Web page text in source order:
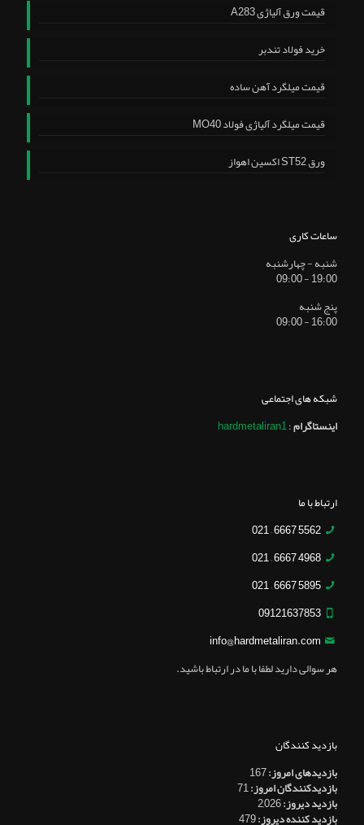
قیمت ورق آلیاژی A283
خرید فولاد تندبر
قیمت میلگرد آهن ساده
قیمت میلگرد آلیاژی فولاد MO40
ورق ST52 اکسین اهواز
ساعات کاری
شنبه - چهارشنبه
19:00 - 09:00
پنج شنبه
16:00 - 09:00
شبکه های اجتماعی
اینستاگرام:
hardmetaliran1
ارتباط با ما
5562 6667 – 021
4968 6667 – 021
5895 6667 – 021
09121637853
info@hardmetaliran.com
هر سوالی دارید لطفا با ما در ارتباط باشید.
بازدید کنندگان
بازدیدهای امروز:167
بازدیدکنندگان امروز:71
بازدید دیروز:2,026
بازدید کننده دیروز:479